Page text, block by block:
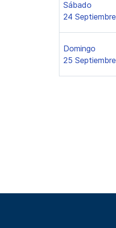
Sábado
24 Septiembre
Domingo
25 Septiembre